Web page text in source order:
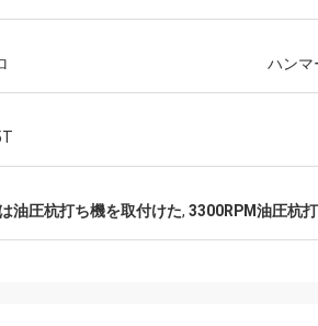
ハンマ
油圧杭打ち機を取付けた, 3300RPM油圧杭